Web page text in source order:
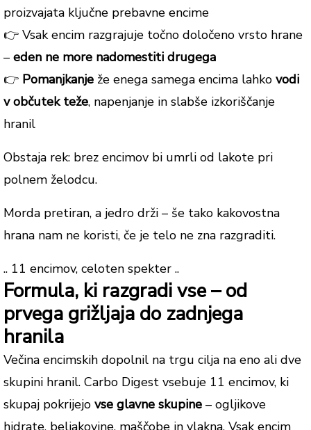
proizvajata ključne prebavne encime
👉 Vsak encim razgrajuje točno določeno vrsto hrane
– eden ne more nadomestiti drugega
👉 Pomanjkanje že enega samega encima lahko vodi
v občutek teže, napenjanje in slabše izkoriščanje
hranil
Obstaja rek: brez encimov bi umrli od lakote pri
polnem želodcu.
Morda pretiran, a jedro drži – še tako kakovostna
hrana nam ne koristi, če je telo ne zna razgraditi.
.. 11 encimov, celoten spekter ..
Formula, ki razgradi vse – od
prvega grižljaja do zadnjega
hranila
Večina encimskih dopolnil na trgu cilja na eno ali dve
skupini hranil. Carbo Digest vsebuje 11 encimov, ki
skupaj pokrijejo vse glavne skupine – ogljikove